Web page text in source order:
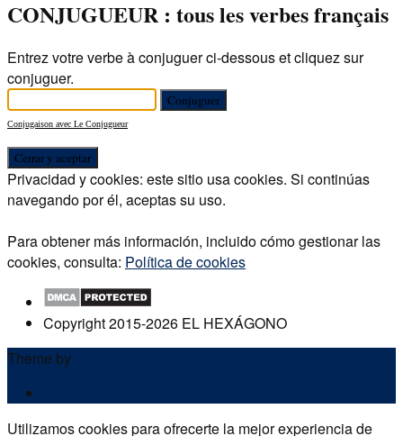
CONJUGUEUR : tous les verbes français
Entrez votre verbe à conjuguer ci-dessous et cliquez sur
conjuguer.
Conjugaison avec Le Conjugueur
Privacidad y cookies: este sitio usa cookies. Si continúas
navegando por él, aceptas su uso.
Para obtener más información, incluido cómo gestionar las
cookies, consulta: Política de cookies
Copyright 2015-2026 EL HEXÁGONO
Theme by
Utilizamos cookies para ofrecerte la mejor experiencia de